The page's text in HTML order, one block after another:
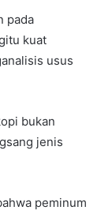
pada
kuat
usus
bukan
jenis
peminum